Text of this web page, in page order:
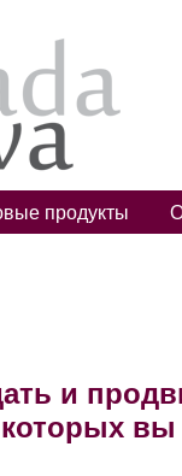
продукты
и
вы